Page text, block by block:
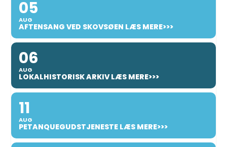
05
AUG
AFTENSANG VED SKOVSØEN LÆS MERE>>>
06
AUG
LOKALHISTORISK ARKIV LÆS MERE>>>
11
AUG
PETANQUEGUDSTJENESTE LÆS MERE>>>